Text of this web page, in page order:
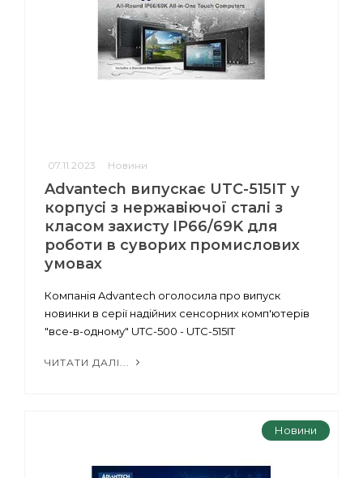
07.11.2023 Новини
Advantech випускає UTC-515IT у
корпусі з нержавіючої сталі з
класом захисту IP66/69K для
роботи в суворих промислових
умовах
Компанія Advantech оголосила про випуск
новинки в серії надійних сенсорних комп'ютерів
"все-в-одному" UTC-500 - UTC-515IT
ЧИТАТИ ДАЛІ...
Новини